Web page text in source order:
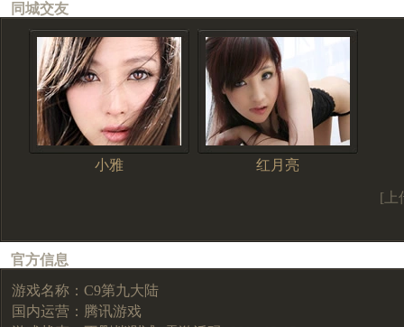
同城交友
小雅 红月亮
[上
官方信息
游戏名称：C9第九大陆
国内运营：腾讯游戏